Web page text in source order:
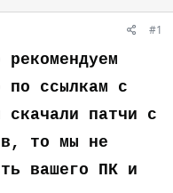
#1
рекомендуем
по ссылкам с
патчи с
то мы не
вашего ПК и